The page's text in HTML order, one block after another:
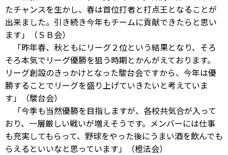
たチャンスを生かし、春は首位打者と打点王となることが
出来ました。引き続き今年もチームに貢献できたらと思い
ます」（ＳＢ会）
「昨年春、秋ともにリーグ２位という結果となり、そろ
そろ本気でリーグ優勝を狙う時期とかんがえております。
リーグ創設のきっかけとなった駿台会ですから、今年は優
勝することでリーグを盛り上げていきたいと考えていま
す」（駿台会）
「今季も当然優勝を目指しますが、各校共気合が入って
おり、一層厳しい戦いが増えそうです。メンバーには仕事
も充実してもらって、野球をやった後にうまい酒を飲んでも
らえるといいなと思っています」（橙法会）